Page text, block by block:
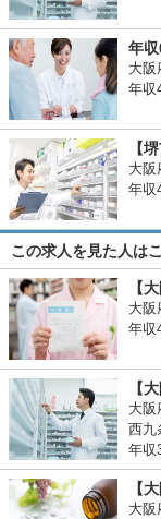
年
大阪
年収
【
大阪
年収
この求人を見た人は
【
大阪
年収
【
大阪
西九
年収
【
大阪